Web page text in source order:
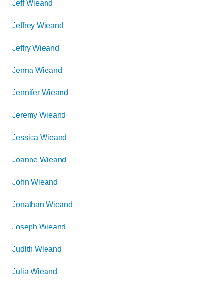
Jeff Wieand
Jeffrey Wieand
Jeffry Wieand
Jenna Wieand
Jennifer Wieand
Jeremy Wieand
Jessica Wieand
Joanne Wieand
John Wieand
Jonathan Wieand
Joseph Wieand
Judith Wieand
Julia Wieand